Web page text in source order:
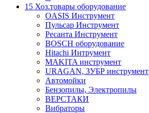
15 Хоз.товары оборудование
OASIS Инструмент
Пульсар Инструмент
Ресанта Инструмент
BOSCH оборудование
Hitachi Интрумент
MAKITA инструмент
URAGAN, ЗУБР инструмент
Автомойки
Бензопилы, Электропилы
ВЕРСТАКИ
Вибраторы